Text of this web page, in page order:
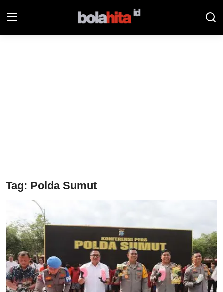
Futsalhita
Sportainment
Total Sports
Contact
Pedoman Media Siber
Tag: Polda Sumut